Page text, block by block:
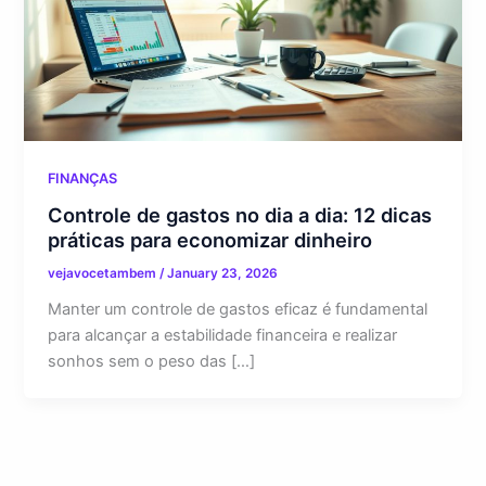
FINANÇAS
Controle de gastos no dia a dia: 12 dicas
práticas para economizar dinheiro
vejavocetambem/January 23, 2026
Manter um controle de gastos eficaz é fundamental
para alcançar a estabilidade financeira e realizar
sonhos sem o peso das […]